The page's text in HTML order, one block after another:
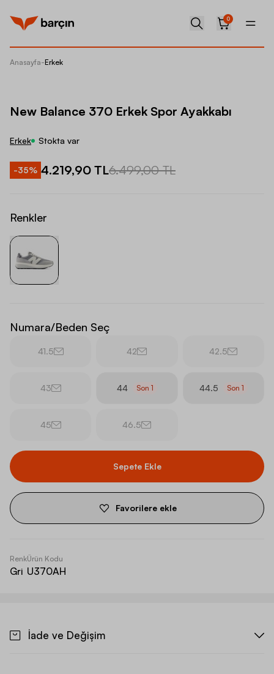
0
Anasayfa-Erkek
New Balance 370 Erkek Spor Ayakkabı
Erkek Stokta var
-35% 4.219,90 TL6.499,00 TL
Renkler
Numara/Beden Seç
41.5 42 42.5
43 44 Son 1 44.5 Son 1
45 46.5
Sepete Ekle
Favorilere ekle
Renk
Gri
Ürün Kodu
U370AH
İade ve Değişim